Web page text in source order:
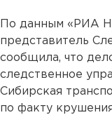
По данным «РИА
представитель
сообщила, что
следственное
Сибирская
по факту